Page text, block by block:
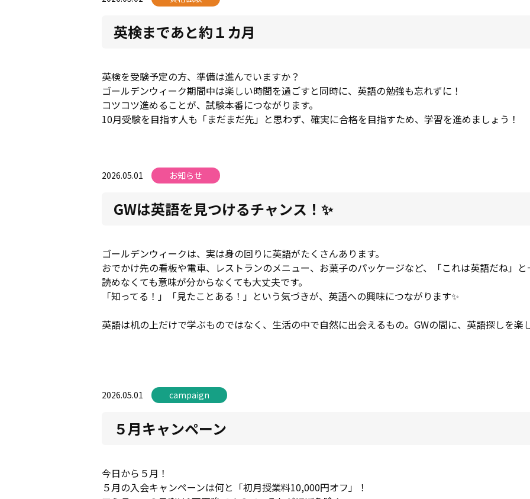
英検まであと約１カ月
英検を受験予定の方、準備は進んでいますか？
ゴールデンウィーク期間中は楽しい時間を過ごすと同時に、英語の勉強も忘れずに！
コツコツ進めることが、試験本番につながります。
10月受験を目指す人も「まだまだ先」と思わず、確実に合格を目指すため、学習を進めましょう！
2026.05.01 お知らせ
GWは英語を見つけるチャンス！✨
ゴールデンウィークは、実は身の回りに英語がたくさんあります。
おでかけ先の看板や電車、レストランのメニュー、お菓子のパッケージなど、「これは英語だね」と
読めなくても意味が分からなくても大丈夫です。
「知ってる！」「見たことある！」という気づきが、英語への興味につながります✨
英語は机の上だけで学ぶものではなく、生活の中で自然に出会えるもの。GWの間に、英語探しを
2026.05.01 campaign
５月キャンペーン
今日から５月！
５月の入会キャンペーンは何と「初月授業料10,000円オフ」！